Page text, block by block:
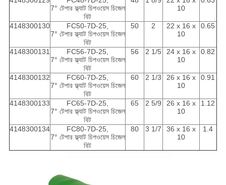
7° টেপার ফ্ল্যাট চিপওয়েস চিজেল
বিট
10
4148300130
FC50-7D-25,
7° টেপার ফ্ল্যাট চিপওয়েস চিজেল
বিট
50 2
22 x 16 x
10
0.65
4148300131
FC56-7D-25,
7° টেপার ফ্ল্যাট চিপওয়েস চিজেল
বিট
56 2 1/5
24 x 16 x
10
0.82
4148300132
FC60-7D-25,
7° টেপার ফ্ল্যাট চিপওয়েস চিজেল
বিট
60 2 1/3
26 x 16 x
10
0.91
4148300133
FC65-7D-25,
7° টেপার ফ্ল্যাট চিপওয়েস চিজেল
বিট
65 2 5/9
26 x 16 x
10
1.12
4148300134
FC80-7D-25,
7° টেপার ফ্ল্যাট চিপওয়েস চিজেল
বিট
80 3 1/7
36 x 16 x
10
1.4